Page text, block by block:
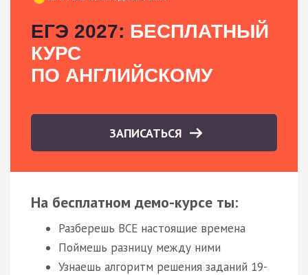
ЕГЭ 2027: БЕСПЛАТНЫЙ
КУРС
ПО АНГЛИЙСКОМУ
ЗАПИСАТЬСЯ
На бесплатном демо-курсе ты:
Разберешь ВСЕ настоящие времена
Поймешь разницу между ними
Узнаешь алгоритм решения заданий 19-